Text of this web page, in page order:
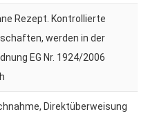
Rezept. Kontrollierte
werden in der
EG Nr. 1924/2006
Direktüberweisung